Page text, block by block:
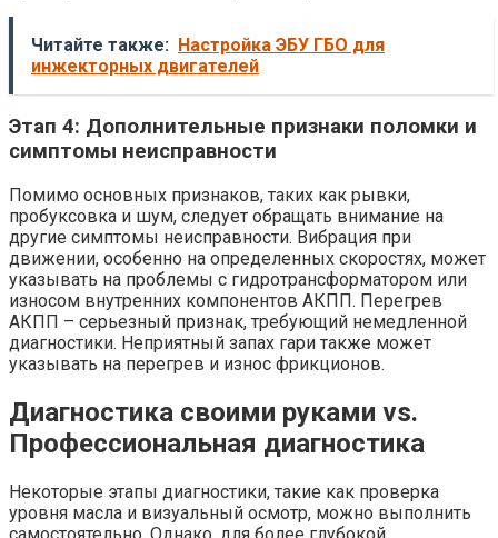
Читайте также: Настройка ЭБУ ГБО для
инжекторных двигателей
Этап 4: Дополнительные признаки поломки и
симптомы неисправности
Помимо основных признаков, таких как рывки,
пробуксовка и шум, следует обращать внимание на
другие симптомы неисправности. Вибрация при
движении, особенно на определенных скоростях, может
указывать на проблемы с гидротрансформатором или
износом внутренних компонентов АКПП. Перегрев
АКПП – серьезный признак, требующий немедленной
диагностики. Неприятный запах гари также может
указывать на перегрев и износ фрикционов.
Диагностика своими руками vs.
Профессиональная диагностика
Некоторые этапы диагностики, такие как проверка
уровня масла и визуальный осмотр, можно выполнить